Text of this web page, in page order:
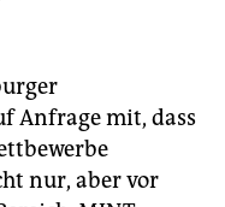
Anfrage mit, dass
nur, aber vor